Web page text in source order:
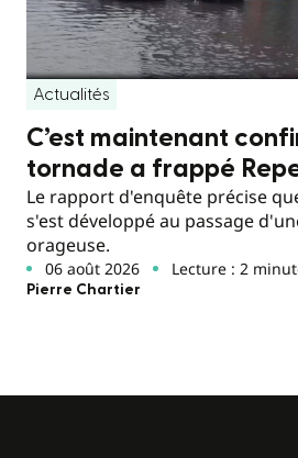
Actualités
C’est maintenant
tornade a frappé
Le rapport d'enquête précise
s'est développé au passage
orageuse.
06 août 2026 Lecture : 2
Pierre Chartier